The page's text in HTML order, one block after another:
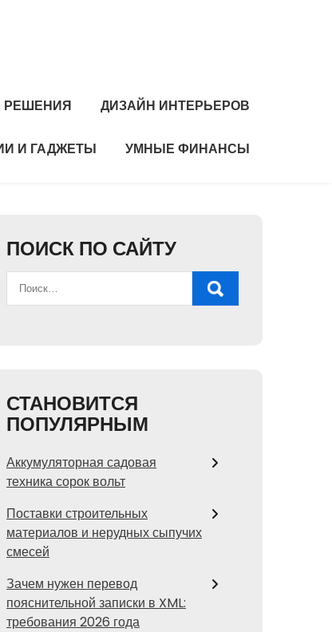
РЕШЕНИЯ ДИЗАЙН ИНТЕРЬЕРОВ
И ГАДЖЕТЫ УМНЫЕ ФИНАНСЫ
ПОИСК ПО САЙТУ
СТАНОВИТСЯ
ПОПУЛЯРНЫМ
Аккумуляторная садовая
техника сорок вольт
Поставки строительных
материалов и нерудных сыпучих
смесей
Зачем нужен перевод
пояснительной записки в XML:
требования 2026 года